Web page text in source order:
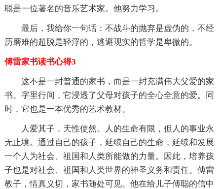
聪是一位著名的音乐艺术家。他努力学习。
最后，我给你一句话：不战斗的抛弃是虚伪的，不经
历磨难的超脱是轻浮的，逃避现实的哲学是卑微的。
傅雷家书读书心得3
这不是一封普通的家书，而是一封充满伟大父爱的家
书。字里行间，它浸透了父母对孩子的全心全意的爱。同
时，它也是一本优秀的艺术教材。
人爱其子，天性使然。人的生命有限，但人的事业永
无止境。通过自己的孩子，延续自己的生命，延续和发展
一个人为社会、祖国和人类所能做的力量。因此，培养孩
子也是对社会、祖国和人类世界的神圣义务和责任。傅雷
教子，情真义切，家书随处可见。他在给儿子傅聪的信中